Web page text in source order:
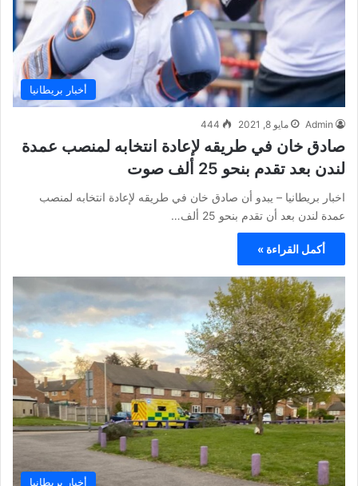
أخبار بريطانيا
Admin مايو 8, 2021 444
صادق خان في طريقه لإعادة انتخابه لمنصب عمدة
لندن بعد تقدم بنحو 25 ألف صوت
اخبار بريطانيا – يبدو أن صادق خان في طريقه لإعادة انتخابه لمنصب
عمدة لندن بعد أن تقدم بنحو 25 ألف…
أكمل القراءة »
أخبار بريطانيا